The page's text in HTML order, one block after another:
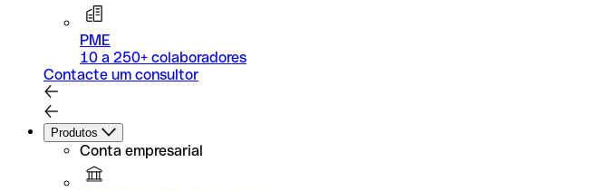
PME
10 a 250+ colaboradores
Contacte um consultor
Produtos
Conta empresarial